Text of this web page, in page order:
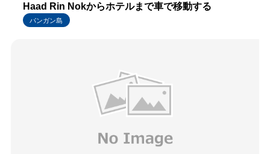
Haad Rin Nokからホテルまで車で移動する
パンガン島